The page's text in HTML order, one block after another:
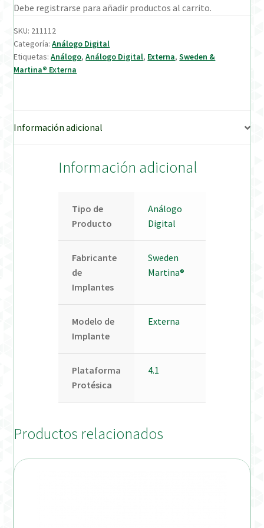
Verification Required
Welcome to DELTA Abutments | Tienda Online!
Debe registrarse para añadir productos al carrito.
SKU: 211112
Categoría:Análogo Digital
Etiquetas:Análogo,Análogo Digital, Externa,Sweden &
Martina® Externa
Información adicional
Información adicional
Tipo de
Producto
Análogo
Digital
Fabricante
de
Implantes
Sweden
Martina®
Modelo de
Implante
Externa
Plataforma
Protésica
4.1
Productos relacionados